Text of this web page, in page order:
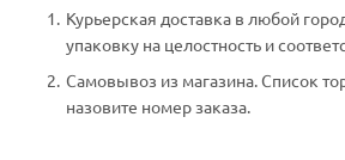
Курьерская доставка в любой
упаковку на целостность и
Самовывоз из магазина. Список
назовите номер заказа.